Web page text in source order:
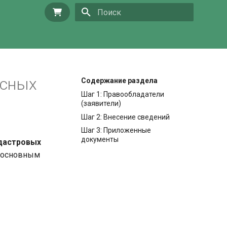
Купить
Содержание раздела
Шаг 1: Правообладатели
(заявители)
Шаг 2: Внесение сведений
Шаг 3: Приложенные
документы
основным